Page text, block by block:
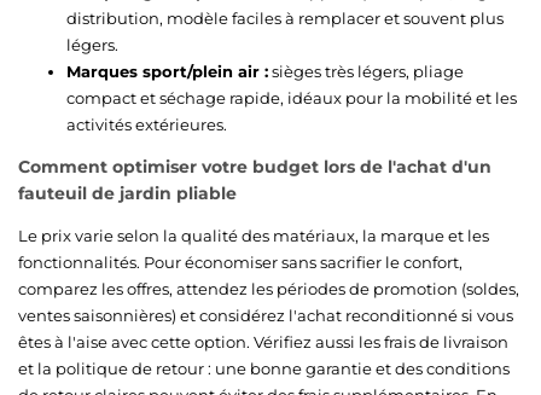
distribution, modèle faciles à remplacer et souvent plus
légers.
Marques sport/plein air :sièges très légers, pliage
compact et séchage rapide, idéaux pour la mobilité et les
activités extérieures.
Comment optimiser votre budget lors de l'achat d'un
fauteuil de jardin pliable
Le prix varie selon la qualité des matériaux, la marque et les
fonctionnalités. Pour économiser sans sacrifier le confort,
comparez les offres, attendez les périodes de promotion (soldes,
ventes saisonnières) et considérez l'achat reconditionné si vous
êtes à l'aise avec cette option. Vérifiez aussi les frais de livraison
et la politique de retour : une bonne garantie et des conditions